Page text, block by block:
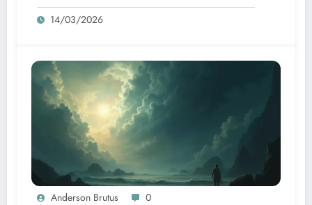
14/03/2026
Anderson Brutus 0